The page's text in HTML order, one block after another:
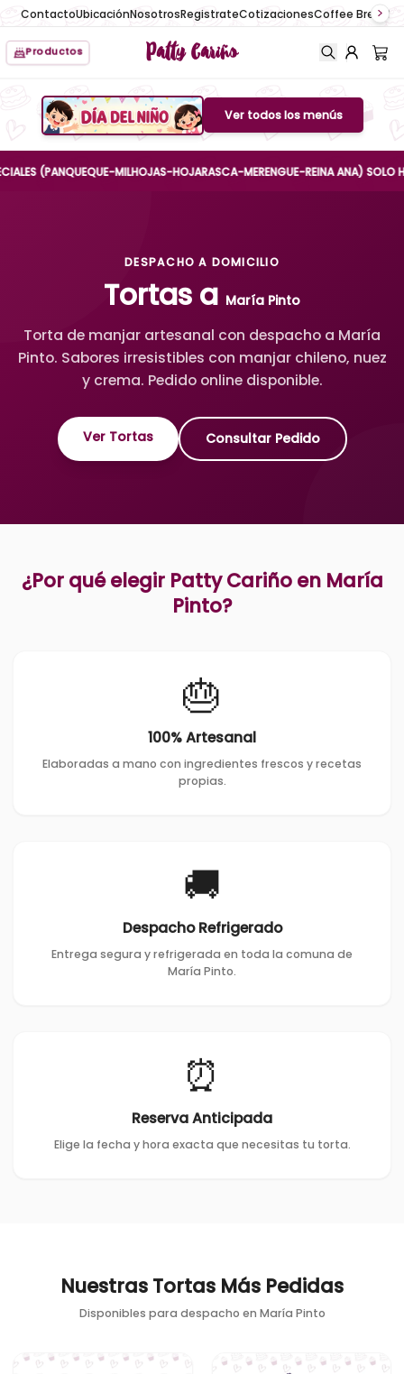
ContactoUbicaciónNosotrosRegistrateCotizacionesCoffee Break
Productos Patty Cariño
Boton de menu
Ver todos los menús
(PANQUEQUE-MILHOJAS-HOJARASCA-MERENGUE-REINA ANA) SOLO HASTA
DESPACHO A DOMICILIO
Tortas a María Pinto
Torta de manjar artesanal con despacho a María
Pinto. Sabores irresistibles con manjar chileno, nuez
y crema. Pedido online disponible.
Ver Tortas Consultar Pedido
¿Por qué elegir Patty Cariño en María
Pinto?
🎂
100% Artesanal
Elaboradas a mano con ingredientes frescos y recetas
propias.
🚚
Despacho Refrigerado
Entrega segura y refrigerada en toda la comuna de
María Pinto.
⏰
Reserva Anticipada
Elige la fecha y hora exacta que necesitas tu torta.
Nuestras Tortas Más Pedidas
Disponibles para despacho en María Pinto